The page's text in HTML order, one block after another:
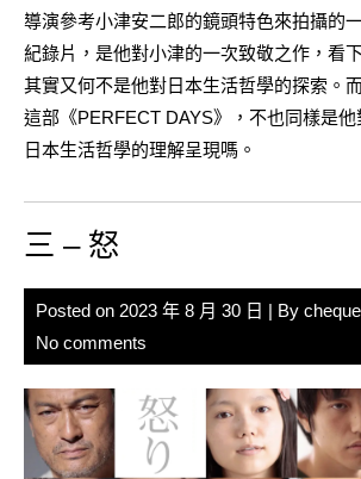
導演參考小津安二郎的鏡頭特色來拍攝的
紀錄片，是他對小津的一次致敬之作，看
其實又何不是他對日本生活哲學的探索。
這部《PERFECT DAYS》，不也同樣是他
日本生活哲學的理解呈現嗎。
三 – 怒
Posted on 2023 年 8 月 30 日 | By
No comments